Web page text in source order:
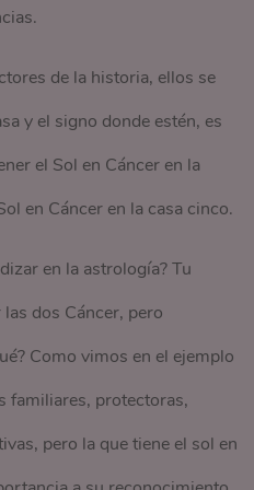
de la historia, ellos se
y el signo donde estén, es
el Sol en Cáncer en la
en Cáncer en la casa cinco.
en la astrología? Tu
dos Cáncer, pero
Como vimos en el ejemplo
familiares, protectoras,
pero la que tiene el sol en
maestrías o doctorados.
reconocimientos y la
los ascensos
Rige las acciones
amigos y la relación con los
trabajamos en equipo
y los vínculos que se
Regente: Venus
simpático, amante de
sociable y equilibrado. Se
trabajo donde las
sean fundamentales.
nuestra madre biológica, al
el primer instante. De
protectoresy el instinto.
nuestro signo lunar
más armoniosas. En la